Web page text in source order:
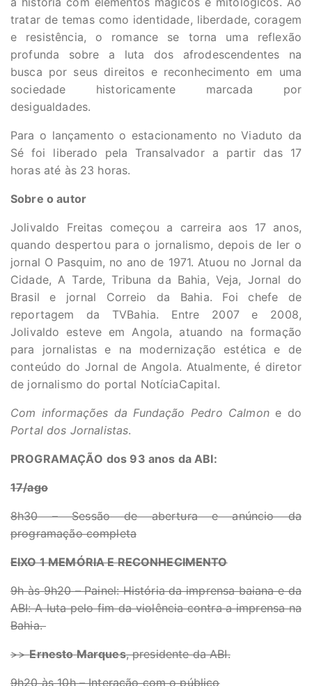
tratar de temas como identidade, liberdade, coragem
e resistência, o romance se torna uma reflexão
profunda sobre a luta dos afrodescendentes na
busca por seus direitos e reconhecimento em uma
sociedade historicamente marcada por
desigualdades.
Para o lançamento o estacionamento no Viaduto da
Sé foi liberado pela Transalvador a partir das 17
horas até às 23 horas.
Sobre o autor
Jolivaldo Freitas começou a carreira aos 17 anos,
quando despertou para o jornalismo, depois de ler o
jornal O Pasquim, no ano de 1971. Atuou no Jornal da
Cidade, A Tarde, Tribuna da Bahia, Veja, Jornal do
Brasil e jornal Correio da Bahia. Foi chefe de
reportagem da TVBahia. Entre 2007 e 2008,
Jolivaldo esteve em Angola, atuando na formação
para jornalistas e na modernização estética e de
conteúdo do Jornal de Angola. Atualmente, é diretor
de jornalismo do portal NotíciaCapital.
Com informações da Fundação Pedro Calmone do
Portal dos Jornalistas.
PROGRAMAÇÃO dos 93 anos da ABI:
17/ago
8h30 – Sessão de abertura e anúncio da
programação completa
EIXO 1 MEMÓRIA E RECONHECIMENTO
9h às 9h20 – Painel: História da imprensa baiana e da
ABI: A luta pelo fim da violência contra a imprensa na
Bahia.
>>Ernesto Marques, presidente da ABI.
9h20 às 10h – Interação com o público